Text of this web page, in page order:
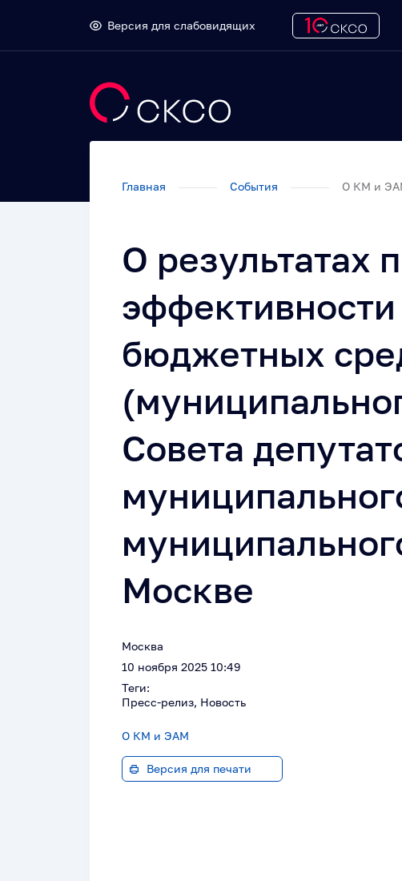
Версия для слабовидящих
Главная События О КМ и
О результатах
бюджетных
Совета
Москве
Москва
10 ноября 2025 10:49
Теги:
Пресс-релиз, Новость
О КМ и ЭАМ
Версия для печати